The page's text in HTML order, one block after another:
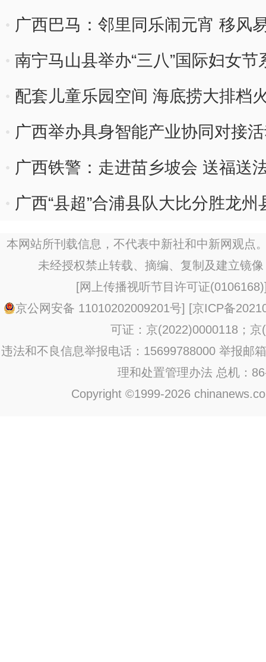
广西巴马：邻里同乐闹元宵 移风
南宁马山县举办“三八”国际妇女
配套儿童乐园空间 海底捞大排档
广西举办具身智能产业协同对接
广西铁警：走进苗乡坡会 送福送
广西“县超”合浦县队大比分胜龙州
本网站所刊载信息，不代表中新社和中新网观点
未经授权禁止转载、摘编、复制及建立镜
[网上传播视听节目许可证(0106168)
京公网安备 11010202009201号] [京ICP备
可证：京(2022)0000118；京
违法和不良信息举报电话：15699788000 举报邮
理和处置管理办法 总机：
Copyright ©1999-2026